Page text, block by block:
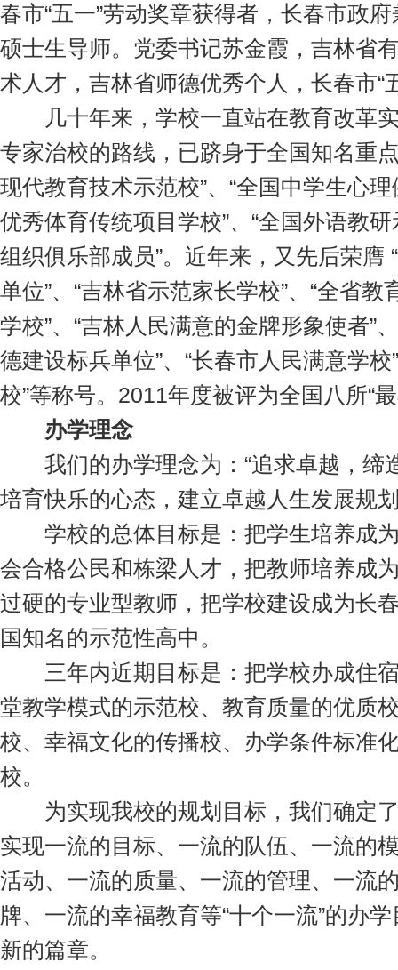
春市“五一”劳动奖章获得者，长春市政
硕士生导师。党委书记苏金霞，吉林省
术人才，吉林省师德优秀个人，长春市“
几十年来，学校一直站在教育改革实
专家治校的路线，已跻身于全国知名重
现代教育技术示范校”、“全国中学生心
优秀体育传统项目学校”、“全国外语教
组织俱乐部成员”。近年来，又先后荣膺
单位”、“吉林省示范家长学校”、“全省
学校”、“吉林人民满意的金牌形象使者”
德建设标兵单位”、“长春市人民满意学
校”等称号。2011年度被评为全国八所“
办学理念
我们的办学理念为：“追求卓越，缔
培育快乐的心态，建立卓越人生发展规
学校的总体目标是：把学生培养成为
会合格公民和栋梁人才，把教师培养成
过硬的专业型教师，把学校建设成为长
国知名的示范性高中。
三年内近期目标是：把学校办成住宿
堂教学模式的示范校、教育质量的优质
校、幸福文化的传播校、办学条件标准
校。
为实现我校的规划目标，我们确定了
实现一流的目标、一流的队伍、一流的
活动、一流的质量、一流的管理、一流
牌、一流的幸福教育等“十个一流”的办
新的篇章。